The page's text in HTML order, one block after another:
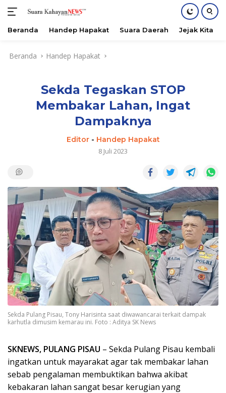
Beranda Handep Hapakat Suara Daerah Jejak Kita
Beranda Handep Hapakat
Sekda Tegaskan STOP
Membakar Lahan, Ingat
Dampaknya
Editor- Handep Hapakat
8 Juli 2023
Sekda Pulang Pisau, Tony Harisinta saat diwawancarai terkait dampak
karhutla dimusim kemarau ini. Foto : Aditya SK News
SKNEWS, PULANG PISAU – Sekda Pulang Pisau kembali
ingatkan untuk mayarakat agar tak membakar lahan
sebab pengalaman membuktikan bahwa akibat
kebakaran lahan sangat besar kerugian yang